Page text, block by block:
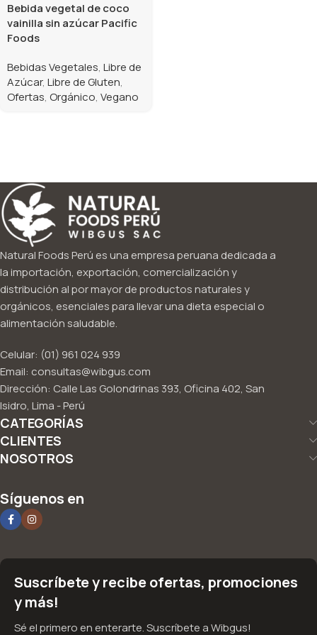
Bebida vegetal de coco
vainilla sin azúcar Pacific
Foods
Bebidas Vegetales, Libre de
Azúcar, Libre de Gluten,
Ofertas, Orgánico, Vegano
Natural Foods Perú es una empresa peruana dedicada a
la importación, exportación, comercialización y
distribución al por mayor de productos naturales y
orgánicos, esenciales para llevar una dieta especial o
alimentación saludable.
Celular: (01) 961 024 939
Email: consultas@wibgus.com
Dirección: Calle Las Golondrinas 393, Oficina 402, San
Isidro, Lima - Perú
CATEGORÍAS
CLIENTES
NOSOTROS
Síguenos en
Suscríbete y recibe ofertas, promociones
y más!
Sé el primero en enterarte. Suscríbete a Wibgus!